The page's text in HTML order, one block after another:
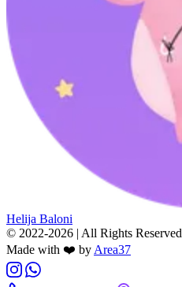
Helija Baloni
© 2022-2026 | All Rights Reserved
Made with ❤️ by Area37